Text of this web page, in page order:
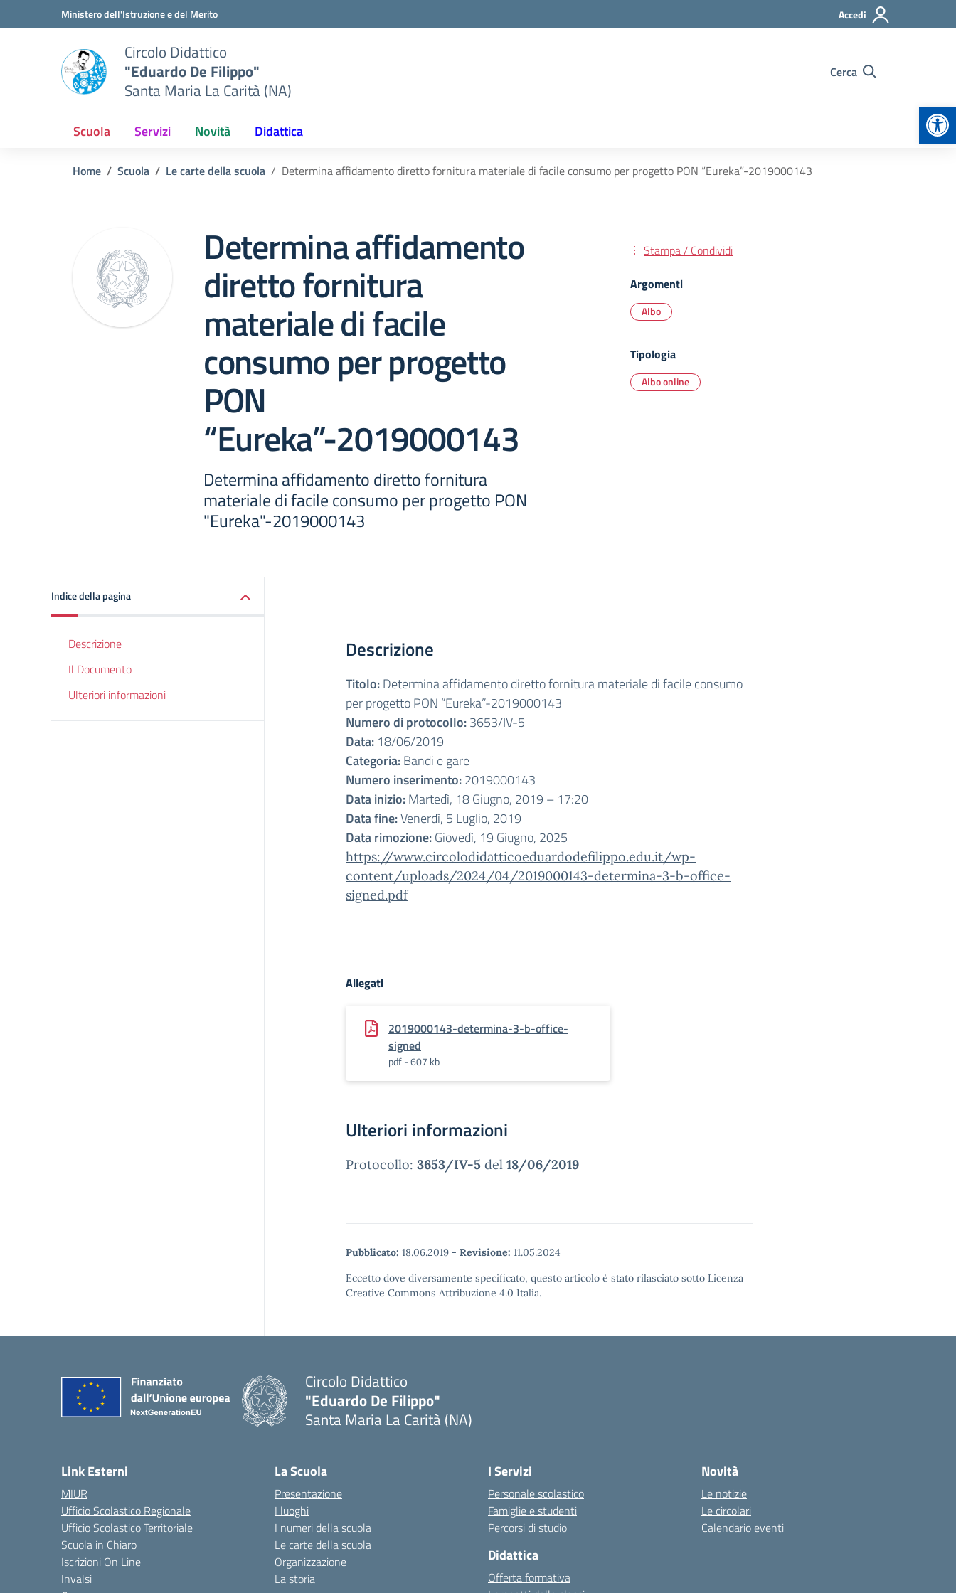
Vai ai contenuti
Vai al menu di navigazioneMinistero dell'Istruzione e del Merito Accedi
Circolo Didattico
"Eduardo De Filippo"
Santa Maria La Carità (NA)
Cerca
Scuola Servizi Novità Didattica
Home Scuola Le carte della scuola Determina affidamento diretto fornitura materiale di facile consumo per progetto PON “Eureka”-2019000143
Determina affidamento
diretto fornitura
materiale di facile
consumo per progetto
PON
“Eureka”-2019000143
Determina affidamento diretto fornitura
materiale di facile consumo per progetto PON
"Eureka"-2019000143
Stampa / Condividi
Argomenti
Albo
Tipologia
Albo online
Indice della pagina
Descrizione
Il Documento
Ulteriori informazioni
Descrizione
Titolo:Determina affidamento diretto fornitura materiale di facile consumo
per progetto PON “Eureka”-2019000143
Numero di protocollo:3653/IV-5
Data: 18/06/2019
Categoria:Bandi e gare
Numero inserimento:2019000143
Data inizio:Martedì, 18 Giugno, 2019 – 17:20
Data fine:Venerdì, 5 Luglio, 2019
Data rimozione:Giovedì, 19 Giugno, 2025
https://www.circolodidatticoeduardodefilippo.edu.it/wp-
content/uploads/2024/04/2019000143-determina-3-b-office-
signed.pdf
Allegati
2019000143-determina-3-b-office-
signed
pdf - 607 kb
Ulteriori informazioni
Protocollo: 3653/IV-5 del 18/06/2019
Pubblicato: 18.06.2019 - Revisione: 11.05.2024
Eccetto dove diversamente specificato, questo articolo è stato rilasciato sotto Licenza
Creative Commons Attribuzione 4.0 Italia.
Circolo Didattico
"Eduardo De Filippo"
Santa Maria La Carità (NA)
Link Esterni
MIUR
Ufficio Scolastico Regionale
Ufficio Scolastico Territoriale
Scuola in Chiaro
Iscrizioni On Line
Invalsi
La Scuola
Presentazione
I luoghi
I numeri della scuola
Le carte della scuola
Organizzazione
La storia
I Servizi
Personale scolastico
Famiglie e studenti
Percorsi di studio
Didattica
Offerta formativa
Novità
Le notizie
Le circolari
Calendario eventi